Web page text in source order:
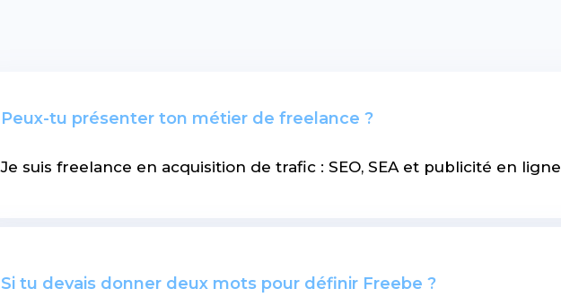
Peux-tu présenter ton métier de freelance ?
Je suis freelance en acquisition de trafic : SEO, SEA et publicité en ligne
Si tu devais donner deux mots pour définir Freebe ?